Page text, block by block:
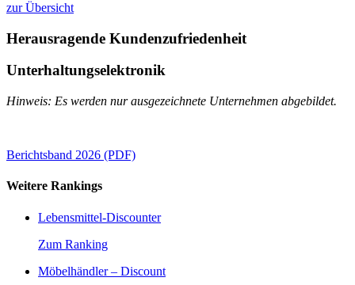
zur Übersicht
Herausragende Kundenzufriedenheit
Unterhaltungselektronik
Hinweis: Es werden nur ausgezeichnete Unternehmen abgebildet.
Berichtsband 2026 (PDF)
Weitere Rankings
Lebensmittel-Discounter
Zum Ranking
Möbelhändler – Discount